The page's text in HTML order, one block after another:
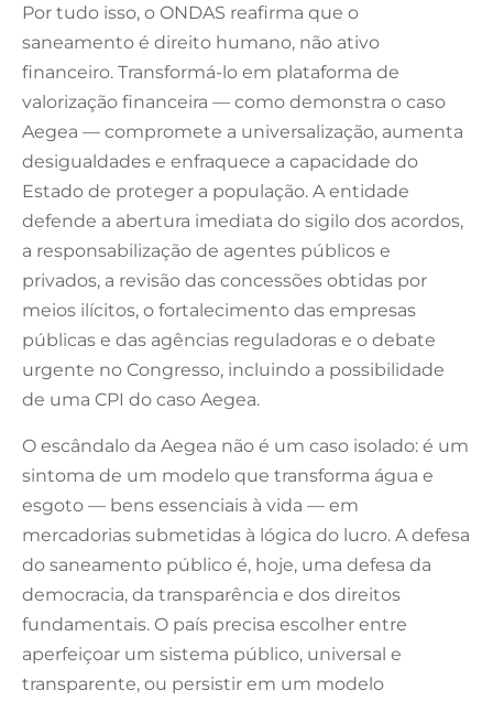
Por tudo isso, o ONDAS reafirma que o
saneamento é direito humano, não ativo
financeiro. Transformá-lo em plataforma de
valorização financeira — como demonstra o caso
Aegea — compromete a universalização, aumenta
desigualdades e enfraquece a capacidade do
Estado de proteger a população. A entidade
defende a abertura imediata do sigilo dos acordos,
a responsabilização de agentes públicos e
privados, a revisão das concessões obtidas por
meios ilícitos, o fortalecimento das empresas
públicas e das agências reguladoras e o debate
urgente no Congresso, incluindo a possibilidade
de uma CPI do caso Aegea.
O escândalo da Aegea não é um caso isolado: é um
sintoma de um modelo que transforma água e
esgoto — bens essenciais à vida — em
mercadorias submetidas à lógica do lucro. A defesa
do saneamento público é, hoje, uma defesa da
democracia, da transparência e dos direitos
fundamentais. O país precisa escolher entre
aperfeiçoar um sistema público, universal e
transparente, ou persistir em um modelo